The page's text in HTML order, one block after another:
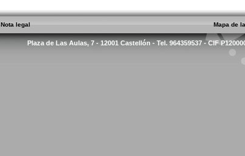
Nota legal Mapa de
Plaza de Las Aulas, 7 - 12001 Castellón - Tel. 964359537 - CIF